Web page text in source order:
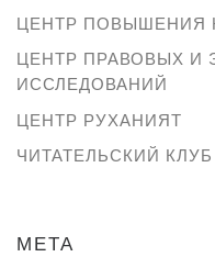
ЦЕНТР ПОВЫШЕНИЯ
ЦЕНТР ПРАВОВЫХ И
ИССЛЕДОВАНИЙ
ЦЕНТР РУХАНИЯТ
ЧИТАТЕЛЬСКИЙ
МЕТА